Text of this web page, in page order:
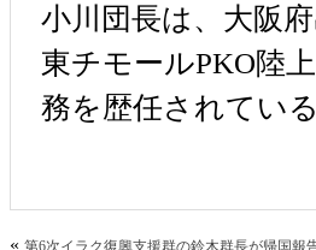
小川団長は、大阪
東チモールPKO陸
務を歴任されている
« 第6次イラク復興支援群の鈴木群長が帰国報